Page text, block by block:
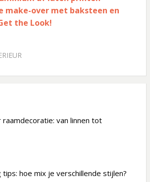
make-over met baksteen en
the Look!
van linnen tot
hoe mix je verschillende stijlen?